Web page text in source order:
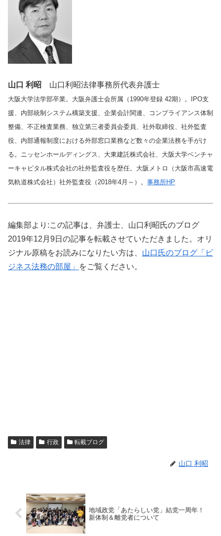
山口 利昭 山口利昭法律事務所代表弁護士
大阪大学法学部卒業。大阪弁護士会所属（1990年登録 42期）。IPO支
援、内部統制システム構築支援、企業会計関連、コンプライアンス体制
整備、不正検査業務、独立第三者委員会委員、社外取締役、社外監査
役、内部通報制度における外部窓口業務など数々の企業法務を手がけ
る。ニッセンホールディングス、大東建託株式会社、大阪大学ベンチャ
ーキャピタル株式会社の社外監査役を歴任。大阪メトロ（大阪市高速電
気軌道株式会社）社外監査役（2018年4月～）。 事務所HP
編集部より:この記事は、弁護士、山口利昭氏のブログ
2019年12月9日の記事を転載させていただきました。オリ
ジナル原稿をお読みになりたい方は、 山口氏のブログ「ビ
ジネス法務の部屋」
をご覧ください。
法律 行政 転載ブログ
山口 利昭
地域政党「あたらしい党」結党一周年！
新体制＆離党者について